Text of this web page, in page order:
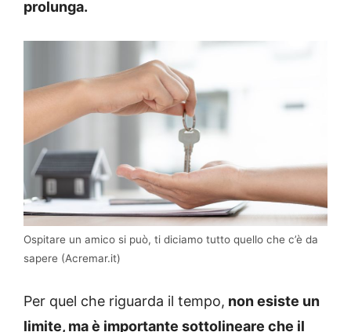
prolunga.
Ospitare un amico si può, ti diciamo tutto quello che c’è da
sapere (Acremar.it)
Per quel che riguarda il tempo, non esiste un
limite, ma è importante sottolineare che il